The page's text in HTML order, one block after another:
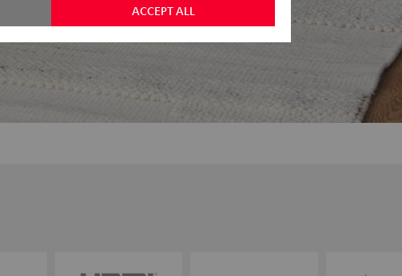
ACCEPT ALL